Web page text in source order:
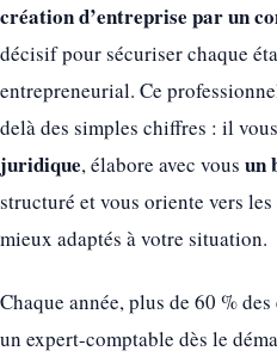
création d’entreprise par un
décisif pour sécuriser chaque
entrepreneurial. Ce
delà des simples chiffres : il
juridique, élabore avec vous un
structuré et vous oriente vers
mieux adaptés à votre situation.
Chaque année, plus de 60 %
un expert-comptable dès le